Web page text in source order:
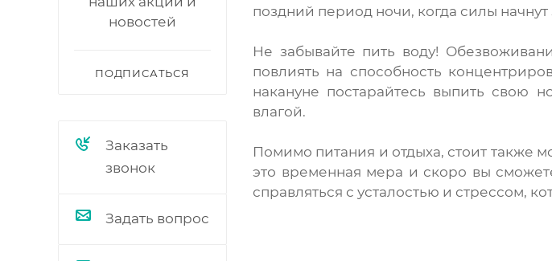
поздний период ночи, когда силы начнут
Не забывайте пить воду!
повлиять на способность
накануне постарайтесь выпить свою
влагой.
Помимо питания и отдыха, стоит также
это временная мера и скоро вы
справляться с усталостью и стрессом,
новостей
ПОДПИСАТЬСЯ
Заказать
звонок
Задать вопрос